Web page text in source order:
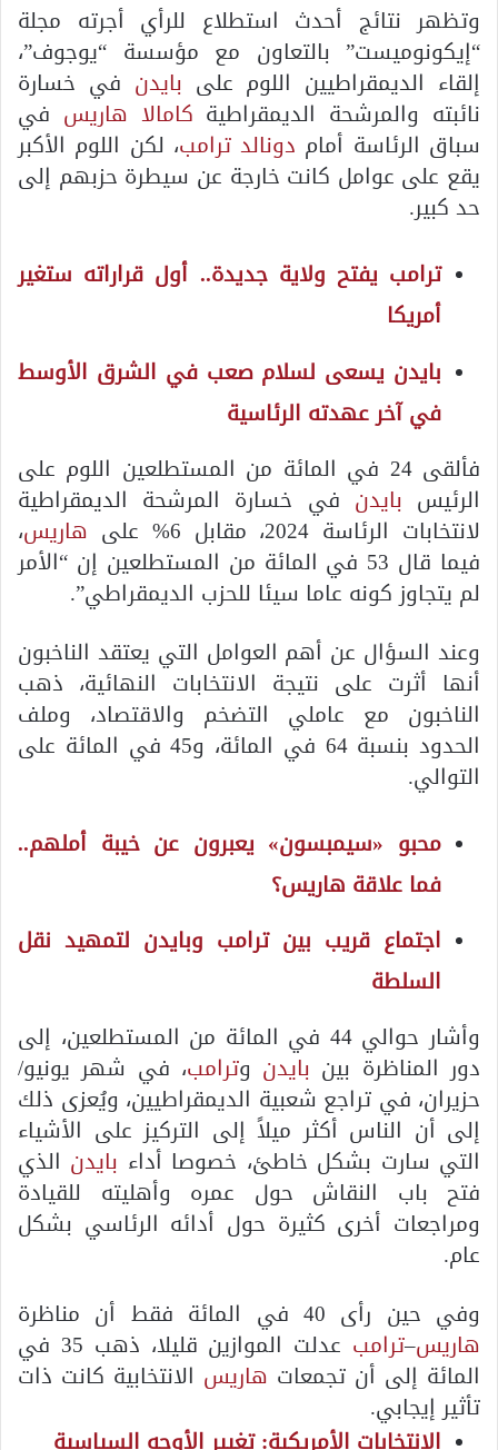
وتظهر نتائج أحدث استطلاع للرأي أجرته مجلة
“إيكونوميست” بالتعاون مع مؤسسة “يوجوف”،
إلقاء الديمقراطيين اللوم على بايدن في خسارة
نائبته والمرشحة الديمقراطية كامالا هاريس في
سباق الرئاسة أمام دونالد ترامب، لكن اللوم الأكبر
يقع على عوامل كانت خارجة عن سيطرة حزبهم إلى
حد كبير.
ترامب يفتح ولاية جديدة.. أول قراراته ستغير
أمريكا
بايدن يسعى لسلام صعب في الشرق الأوسط
في آخر عهدته الرئاسية
فألقى 24 في المائة من المستطلعين اللوم على
الرئيس بايدن في خسارة المرشحة الديمقراطية
لانتخابات الرئاسة 2024، مقابل 6% على
هاريس،
فيما قال 53 في المائة من المستطلعين إن “الأمر
لم يتجاوز كونه عاما سيئا للحزب الديمقراطي”.
وعند السؤال عن أهم العوامل التي يعتقد الناخبون
أنها أثرت على نتيجة الانتخابات النهائية، ذهب
الناخبون مع عاملي التضخم والاقتصاد، وملف
الحدود بنسبة 64 في المائة، و45 في المائة على
التوالي.
محبو «سيمبسون» يعبرون عن خيبة أملهم..
فما علاقة هاريس؟
اجتماع قريب بين ترامب وبايدن لتمهيد نقل
السلطة
وأشار حوالي 44 في المائة من المستطلعين، إلى
دور المناظرة بين بايدن وترامب، في شهر يونيو/
حزيران، في تراجع شعبية الديمقراطيين، ويُعزى ذلك
إلى أن الناس أكثر ميلاً إلى التركيز على الأشياء
التي سارت بشكل خاطئ، خصوصا أداء بايدن الذي
فتح باب النقاش حول عمره وأهليته للقيادة
ومراجعات أخرى كثيرة حول أدائه الرئاسي بشكل
عام.
وفي حين رأى 40 في المائة فقط أن مناظرة
هاريس–ترامب
عدلت الموازين قليلا، ذهب 35 في
المائة إلى أن تجمعات هاريس الانتخابية كانت ذات
تأثير إيجابي.
الانتخابات الأمريكية: تغيير الأوجه السياسية